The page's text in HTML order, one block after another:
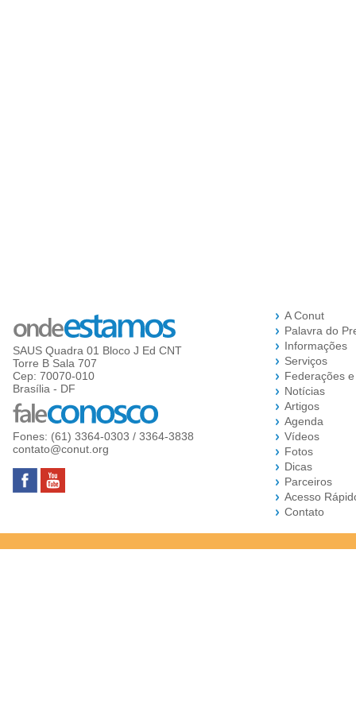
SAUS Quadra 01 Bloco J Ed CNT
Torre B Sala 707
Cep: 70070-010
Brasília - DF
Fones: (61) 3364-0303 / 3364-3838
contato@conut.org
A Conut
Palavra do
Informações
Serviços
Federações
Notícias
Artigos
Agenda
Vídeos
Fotos
Dicas
Parceiros
Acesso
Contato